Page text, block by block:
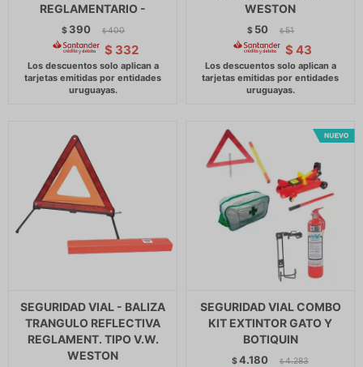
REGLAMENTARIO -
$ 390 $ 400
$ 332
WESTON
$ 50 $ 51
$ 43
SEGURIDAD VIAL - BALIZA
TRANGULO REFLECTIVA
REGLAMENT. TIPO V.W.
WESTON
SEGURIDAD VIAL COMBO
KIT EXTINTOR GATO Y
BOTIQUIN
$4.180 $ 4.283